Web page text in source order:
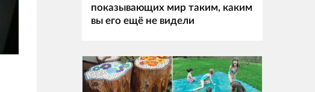
показывающих мир таким, каким
вы его ещё не видели